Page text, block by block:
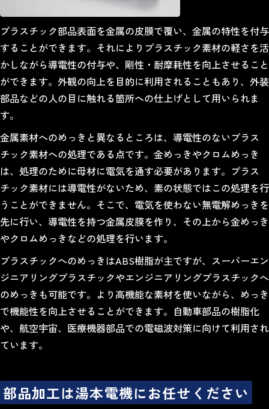
プラスチック部品表面を金属の皮膜で覆い、金属の特性を付与
することができます。それによりプラスチック素材の軽さを活
かしながら導電性の付与や、剛性・耐摩耗性を向上させること
ができます。外観の向上を目的に利用されることもあり、外装
部品などの人の目に触れる箇所への仕上げとして用いられま
す。
金属素材へのめっきと異なるところは、導電性のないプラス
チック素材への処理である点です。金めっきやクロムめっき
は、処理のために母材に電気を通す必要があります。プラス
チック素材には導電性がないため、素の状態ではこの処理を行
うことができません。そこで、電気を使わない無電解めっきを
先に行い、導電性を持つ金属皮膜を作り、その上から金めっき
やクロムめっきなどの処理を行います。
プラスチックへのめっきはABS樹脂が主ですが、スーパーエン
ジニアリングプラスチックやエンジニアリングプラスチックへ
のめっきも可能です。より高機能な素材を使いながら、めっき
で機能性を向上させることができます。自動車部品の樹脂化
や、航空宇宙、医療機器部品での電磁波対策に向けて利用され
ています。
部品加工は湯本電機にお任せください